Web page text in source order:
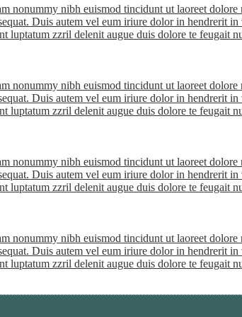
nonummy nibh euismod tincidunt ut laoreet
Duis autem vel eum iriure dolor in hendrerit
luptatum zzril delenit augue duis dolore te
nonummy nibh euismod tincidunt ut laoreet
Duis autem vel eum iriure dolor in hendrerit
luptatum zzril delenit augue duis dolore te
nonummy nibh euismod tincidunt ut laoreet
Duis autem vel eum iriure dolor in hendrerit
luptatum zzril delenit augue duis dolore te
nonummy nibh euismod tincidunt ut laoreet
Duis autem vel eum iriure dolor in hendrerit
luptatum zzril delenit augue duis dolore te